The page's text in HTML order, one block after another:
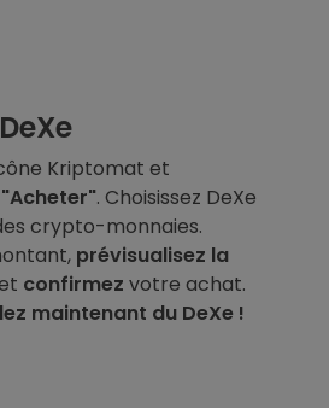
Kriptomat et
"Acheter". Choisissez DeXe
crypto-monnaies.
prévisualisez la
confirmez votre achat.
maintenant du DeXe !